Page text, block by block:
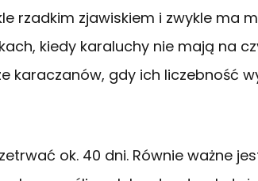
rzadkim zjawiskiem i zwykle ma
kiedy karaluchy nie mają na
karaczanów, gdy ich liczebność
ok. 40 dni. Równie ważne